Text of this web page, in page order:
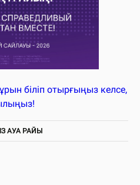
біліп отырғыңыз келсе,
АУА РАЙЫ